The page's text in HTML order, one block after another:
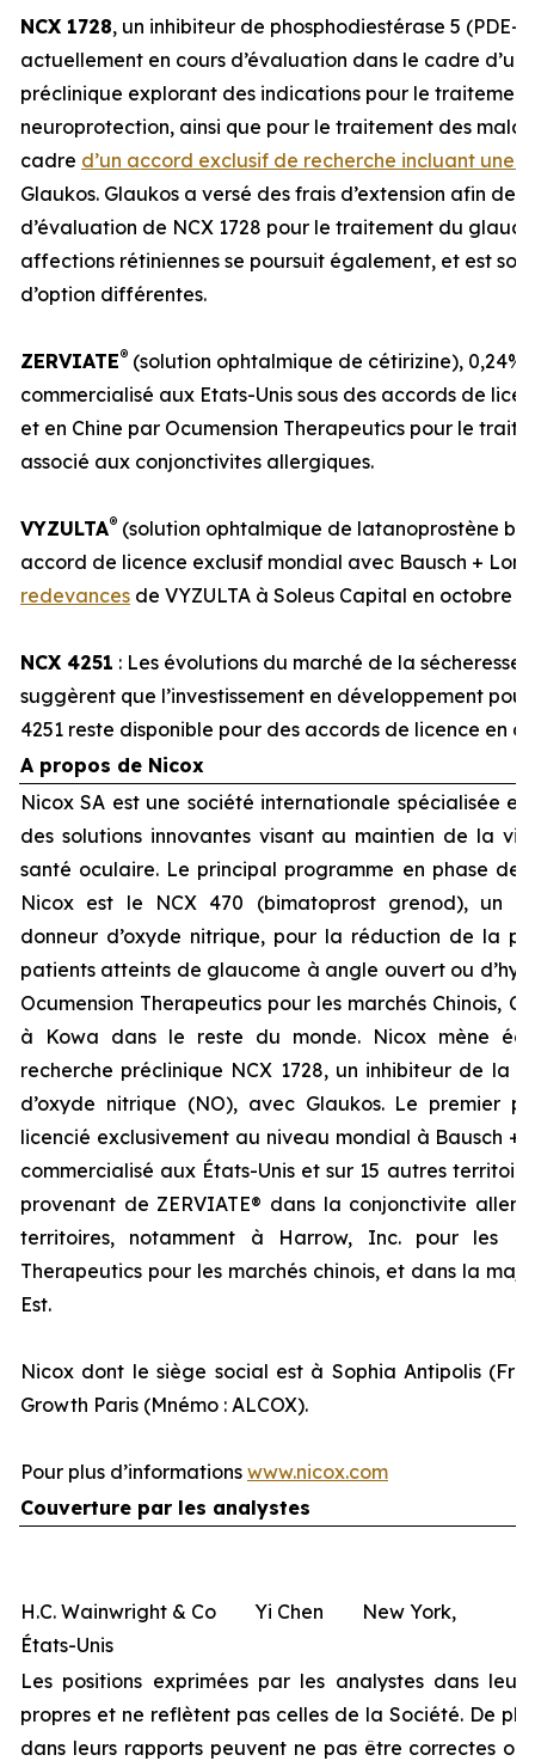
NCX 1728, un inhibiteur de phosphodiestérase 5 (PDE-
actuellement en cours d’évaluation dans le cadre
préclinique explorant des indications pour le
neuroprotection, ainsi que pour le traitement des
cadre d’un accord exclusif de recherche incluant une
Glaukos. Glaukos a versé des frais d’extension afin de
d’évaluation de NCX 1728 pour le traitement du
affections rétiniennes se poursuit également, et est
d’option différentes.
ZERVIATE® (solution ophtalmique de cétirizine),
commercialisé aux Etats-Unis sous des accords de
et en Chine par Ocumension Therapeutics pour le
associé aux conjonctivites allergiques.
VYZULTA® (solution ophtalmique de latanoprostène
accord de licence exclusif mondial avec Bausch +
redevances de VYZULTA à Soleus Capital en octobre
NCX 4251 : Les évolutions du marché de la sécheresse
suggèrent que l’investissement en développement
4251 reste disponible pour des accords de licence en
A propos de Nicox
Nicox SA est une société internationale spécialisée
des solutions innovantes visant au maintien de la
santé oculaire. Le principal programme en phase de
Nicox est le NCX 470 (bimatoprost grenod), un
donneur d’oxyde nitrique, pour la réduction de la
patients atteints de glaucome à angle ouvert ou
Ocumension Therapeutics pour les marchés Chinois,
à Kowa dans le reste du monde. Nicox mène
recherche préclinique NCX 1728, un inhibiteur de la
d’oxyde nitrique (NO), avec Glaukos. Le premier
licencié exclusivement au niveau mondial à Bausch +
commercialisé aux États-Unis et sur 15 autres
provenant de ZERVIATE® dans la conjonctivite
territoires, notamment à Harrow, Inc. pour les
Therapeutics pour les marchés chinois, et dans la
Est.
Nicox dont le siège social est à Sophia Antipolis
Growth Paris (Mnémo : ALCOX).
Pour plus d’informations www.nicox.com
Couverture par les analystes
H.C. Wainwright & Co Yi Chen New York,
États-Unis
Les positions exprimées par les analystes dans
propres et ne reflètent pas celles de la Société. De
dans leurs rapports peuvent ne pas être correctes